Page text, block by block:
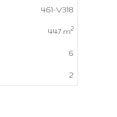
461-V318
447 m2
6
2